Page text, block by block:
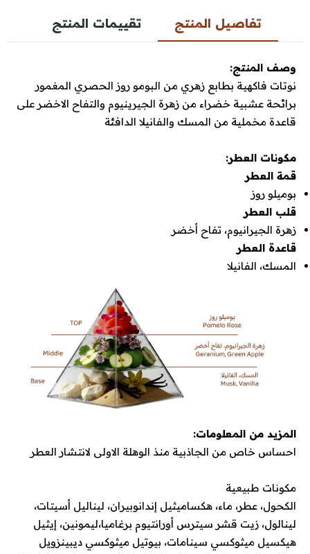
تفاصيل المنتج تقييمات المنتج
وصف المنتج:
نوتات فاكهية بطابع زهري من البومو روز الحصري المغمور
برائحة عشبية خضراء من زهرة الجيرينيوم والتفاح الاخضر على
قاعدة مخملية من المسك والفانيلا الدافئة
مكونات العطر:
قمة العطر
بوميلو روز
قلب العطر
زهرة الجيرانيوم، تفاح أخضر
قاعدة العطر
المسك، الفانيلا
المزيد من المعلومات:
احساس خاص من الجاذبية منذ الوهلة الاولى لانتشار العطر
مكونات طبيعية
الكحول، عطر، ماء، هكساميثيل إندانوبيران، ليناليل أسيتات،
لينالول، زيت قشر سيترس أورانتيوم برغاميا،ليمونين، إيثيل
هيكسيل ميثوكسي سينامات، بيوتيل ميثوكسي ديبينزويل